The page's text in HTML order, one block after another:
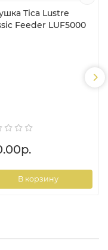
Tica Lustre
Feeder LUF5000
В корзину